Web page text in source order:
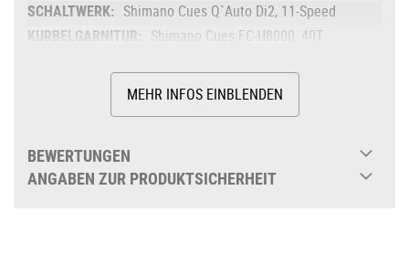
Shimano Cues Q`Auto Di2, 11-Speed
Shimano Cues FC-U8000, 40T
ACID PL-8, 32H, QR, Centerlock
Shimano Cues Q`Auto Di2, 32H,
ACID EX25, 32H, Disc, Tubeless Ready
Schwalbe Marathon Mondial, Pro Evolution, 47-622
MEHR INFOS EINBLENDEN
BEWERTUNGEN
ANGABEN ZUR PRODUKTSICHERHEIT